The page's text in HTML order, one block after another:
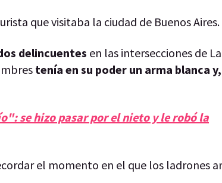
que visitaba la ciudad de Buenos Aires.
delincuentes en las intersecciones de
tenía en su poder un arma blanca y,
se hizo pasar por el nieto y le robó la
el momento en el que los ladrones